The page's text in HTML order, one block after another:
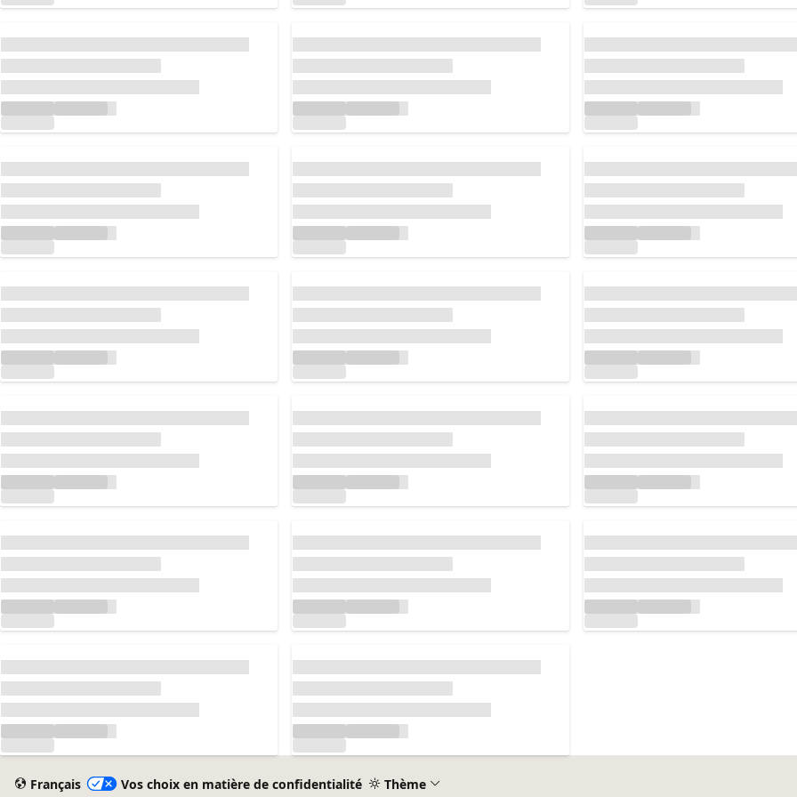
Chargement... Chargement... Chargement...
Chargement... Chargement... Chargement...
Chargement... Chargement... Chargement...
Chargement... Chargement... Chargement...
Chargement... Chargement... Chargement...
Chargement... Chargement...
Français Vos choix en matière de confidentialité Thème